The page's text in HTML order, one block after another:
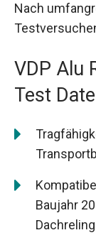
Nach
VDP Alu
Test
Baujahr